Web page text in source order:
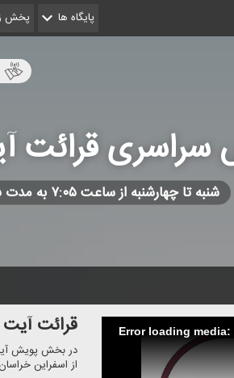
پایگاه ها پخش
قرائت
شنبه تا چهارشنبه از ساعت ۷:۰۵ به مدت ۵ دقیقه
Error loading قرائت
از اسفراین